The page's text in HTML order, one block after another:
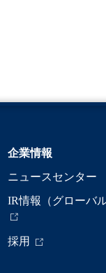
企業情報
ニュースセンター
IR情報（グローバ
採用